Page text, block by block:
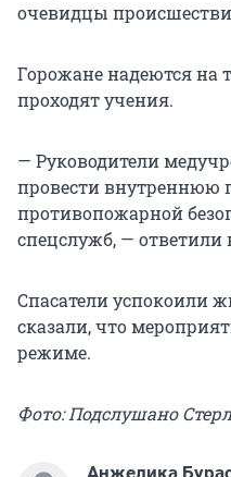
очевидцы
Горожане надеются на
проходят учения.
— Руководители
провести внутреннюю
противопожарной
спецслужб, —
Спасатели успокоили
сказали, что
режиме.
Фото: Подслушано